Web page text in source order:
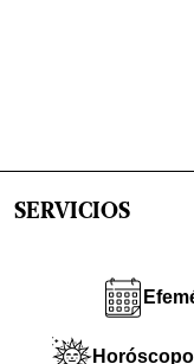
SERVICIOS